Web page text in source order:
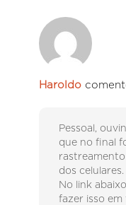
Haroldo
Pessoal,
que no final
dos celulares.
No link
fazer isso em